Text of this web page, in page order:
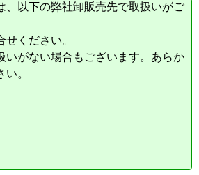
、以下の弊社卸販売先で取扱いがご
ください。
いがない場合もございます。あらか
。